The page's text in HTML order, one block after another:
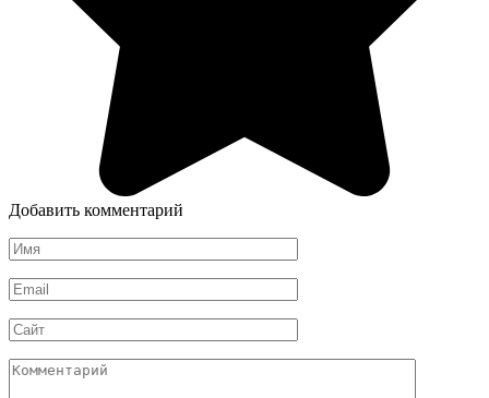
Добавить комментарий
Имя
*
Email
*
Сайт
Комментарий